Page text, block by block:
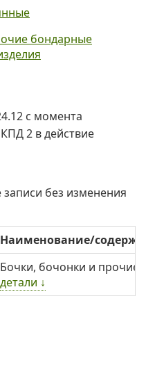
бондарные
c момента
2 в действие
без изменения
Наименование/
Бочки, бочонки и прочие
детали ↓